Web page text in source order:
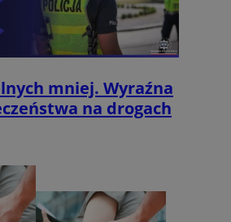
mniej. Wyraźna
na drogach